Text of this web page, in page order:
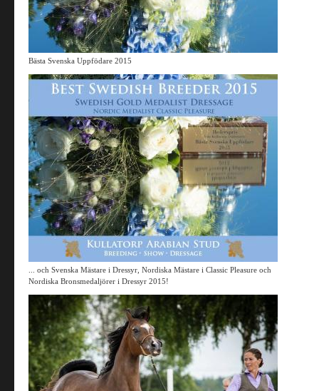
Bästa Svenska Uppfödare 2015
... och Svenska Mästare i Dressyr, Nordiska Mästare i Classic Pleasure och
Nordiska Bronsmedaljörer i Dressyr 2015!